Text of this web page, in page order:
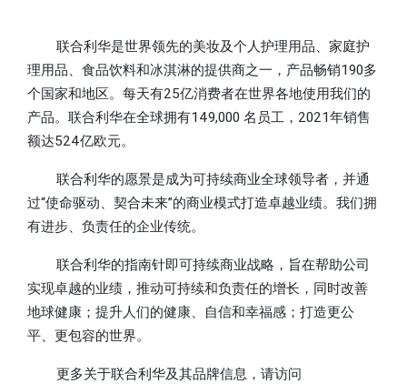
联合利华是世界领先的美妆及个人护理用品、家庭护
理用品、食品饮料和冰淇淋的提供商之一，产品畅销190多
个国家和地区。每天有25亿消费者在世界各地使用我们的
产品。联合利华在全球拥有149,000 名员工，2021年销售
额达524亿欧元。
联合利华的愿景是成为可持续商业全球领导者，并通
过“使命驱动、契合未来”的商业模式打造卓越业绩。我们拥
有进步、负责任的企业传统。
联合利华的指南针即可持续商业战略，旨在帮助公司
实现卓越的业绩，推动可持续和负责任的增长，同时改善
地球健康；提升人们的健康、自信和幸福感；打造更公
平、更包容的世界。
更多关于联合利华及其品牌信息，请访问